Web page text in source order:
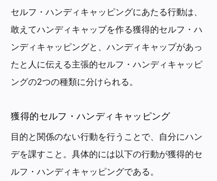
セルフ・ハンディキャッピングにあたる行動は、
敢えてハンディキャップを作る獲得的セルフ・ハ
ンディキャッピングと、ハンディキャップがあっ
たと人に伝える主張的セルフ・ハンディキャッピ
ングの2つの種類に分けられる。
獲得的セルフ・ハンディキャッピング
目的と関係のない行動を行うことで、自分にハン
デを課すこと。具体的には以下の行動が獲得的セ
ルフ・ハンディキャッピングである。